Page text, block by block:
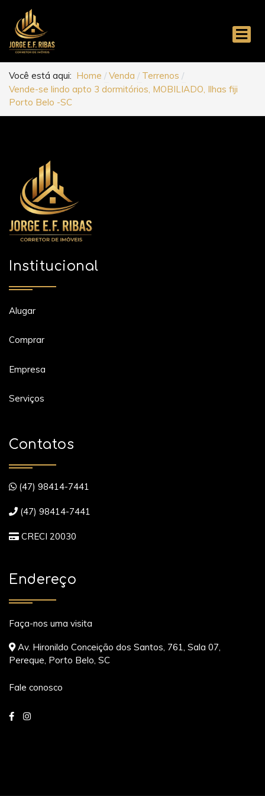
Você está aqui: Home Venda
Terrenos
Vende-se lindo apto 3 dormitórios, MOBILIADO, Ilhas fiji
Porto Belo -SC
Institucional
Alugar
Comprar
Empresa
Serviços
Contatos
(47) 98414-7441
(47) 98414-7441
CRECI 20030
Endereço
Faça-nos uma visita
Av. Hironildo Conceição dos Santos, 761, Sala 07,
Pereque, Porto Belo, SC
Fale conosco